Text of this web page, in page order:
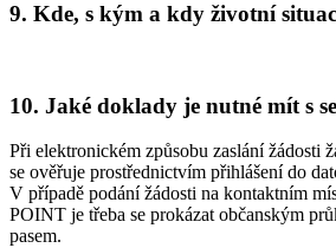
9. Kde, s kým a kdy životní
10. Jaké doklady je nutné mít s
Při elektronickém způsobu zaslání žádosti
se ověřuje prostřednictvím přihlášení do
V případě podání žádosti na kontaktním
POINT je třeba se prokázat občanským
pasem.